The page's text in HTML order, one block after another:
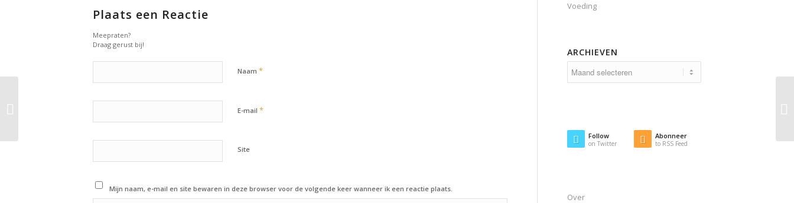
Plaats een Reactie
Meepraten?
Draag gerust bij!
Naam *
E-mail *
Site
Mijn naam, e-mail en site bewaren in deze browser voor de volgende keer wanneer ik een reactie plaats.
Voeding
ARCHIEVEN
Follow
on Twitter
Abonneer
to RSS Feed
Over